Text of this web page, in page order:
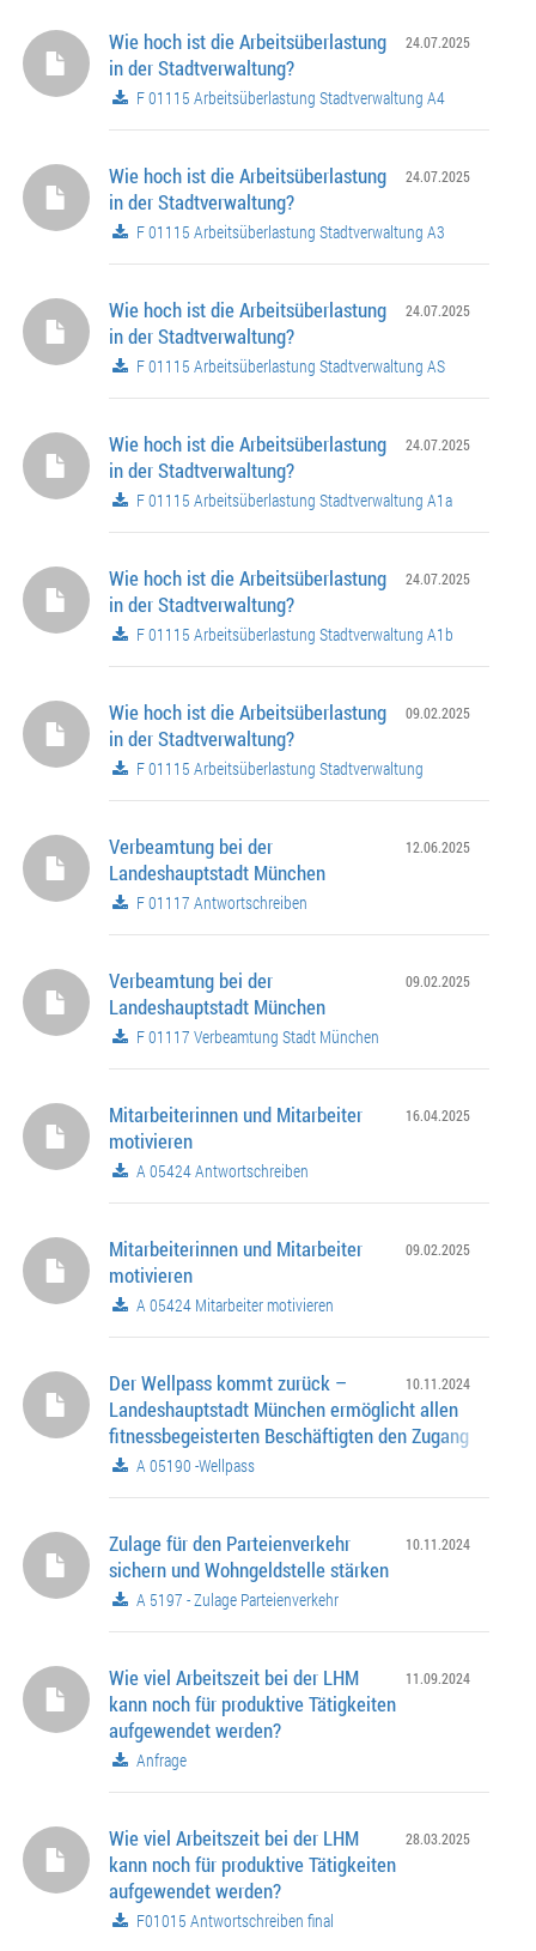
24.07.2025
Wie hoch ist die Arbeitsüberlastung
in der Stadtverwaltung?
F 01115 Arbeitsüberlastung Stadtverwaltung A4
24.07.2025
Wie hoch ist die Arbeitsüberlastung
in der Stadtverwaltung?
F 01115 Arbeitsüberlastung Stadtverwaltung A3
24.07.2025
Wie hoch ist die Arbeitsüberlastung
in der Stadtverwaltung?
F 01115 Arbeitsüberlastung Stadtverwaltung AS
24.07.2025
Wie hoch ist die Arbeitsüberlastung
in der Stadtverwaltung?
F 01115 Arbeitsüberlastung Stadtverwaltung A1a
24.07.2025
Wie hoch ist die Arbeitsüberlastung
in der Stadtverwaltung?
F 01115 Arbeitsüberlastung Stadtverwaltung A1b
09.02.2025
Wie hoch ist die Arbeitsüberlastung
in der Stadtverwaltung?
F 01115 Arbeitsüberlastung Stadtverwaltung
12.06.2025
Verbeamtung bei der
Landeshauptstadt München
F 01117 Antwortschreiben
09.02.2025
Verbeamtung bei der
Landeshauptstadt München
F 01117 Verbeamtung Stadt München
16.04.2025
Mitarbeiterinnen und Mitarbeiter
motivieren
A 05424 Antwortschreiben
09.02.2025
Mitarbeiterinnen und Mitarbeiter
motivieren
A 05424 Mitarbeiter motivieren
10.11.2024
Der Wellpass kommt zurück –
Landeshauptstadt München ermöglicht allen
fitnessbegeisterten Beschäftigten den Zugang
A 05190 -Wellpass
10.11.2024
Zulage für den Parteienverkehr
sichern und Wohngeldstelle stärken
A 5197 - Zulage Parteienverkehr
11.09.2024
Wie viel Arbeitszeit bei der LHM
kann noch für produktive Tätigkeiten
aufgewendet werden?
Anfrage
28.03.2025
Wie viel Arbeitszeit bei der LHM
kann noch für produktive Tätigkeiten
aufgewendet werden?
F01015 Antwortschreiben final